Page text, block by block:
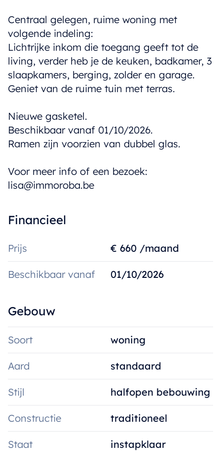
Centraal gelegen, ruime woning met
volgende indeling:
Lichtrijke inkom die toegang geeft tot de
living, verder heb je de keuken, badkamer, 3
slaapkamers, berging, zolder en garage.
Geniet van de ruime tuin met terras.
Nieuwe gasketel.
Beschikbaar vanaf 01/10/2026.
Ramen zijn voorzien van dubbel glas.
Voor meer info of een bezoek:
lisa@immoroba.be
Financieel
Prijs € 660 /maand
Beschikbaar vanaf 01/10/2026
Gebouw
Soort woning
Aard standaard
Stijl halfopen bebouwing
Constructie traditioneel
Staat instapklaar